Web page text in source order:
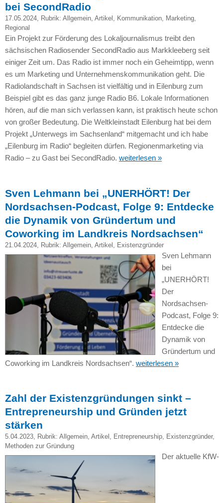
bei SecondRadio
17.05.2024, Rubrik: Allgemein, Artikel Kommunikation, Marketing,
Regional
Ein Projekt zur Förderung des Lokaljournalismus treibt den
sächsischen Radiosender SecondRadio aus Markkleeberg seit
einiger Zeit um. Das Radio ist immer noch ein Geheimtipp, wenn
es um Marketing und Unternehmenskommunikation geht. Die
Radiolandschaft in Sachsen ist vielfältig und in Eilenburg zum
Beispiel gibt es das ganz junge Radio B6. Lokale Informationen
hören, auf die man sich verlassen kann, ist praktisch heute schon
von großer Bedeutung. Die Weltkleinstadt Eilenburg hat bei dem
Projekt „Unterwegs im Sachsenland“ mitgemacht und ich habe
„Eilenburg im Radio“ begleiten dürfen. Regionenmarketing via
Radio – zu Gast bei SecondRadio. weiterlesen »
Sven Lehmann bei „UNERHÖRT! Der
Nordsachsen-Podcast, Folge 9: Entdecke
die Dynamik von Gründertum und
Coworking im Landkreis Nordsachsen“
21.04.2024, Rubrik: Allgemein, Artikel Existenzgründer
Sven Lehmann
bei
„UNERHÖRT!
Der
Nordsachsen-
Podcast, Folge 9:
Entdecke die
Dynamik von
Gründertum und
Coworking im Landkreis Nordsachsen“. weiterlesen »
Zahl der Existenzgründungen sinkt –
Entrepreneurship und Gründen jetzt
stärken
5.04.2023, Rubrik: Allgemein, Artikel , Entrepreneurship, Existenzgründer,
Methoden zur Gründung
Der aktuelle KfW-